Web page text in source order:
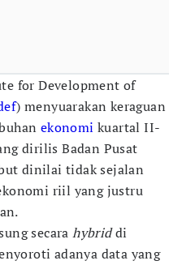
for Development of
) menyuarakan keraguan
ekonomi kuartal II-
dirilis Badan Pusat
dinilai tidak sejalan
riil yang justru
secarahybriddi
adanya data yang